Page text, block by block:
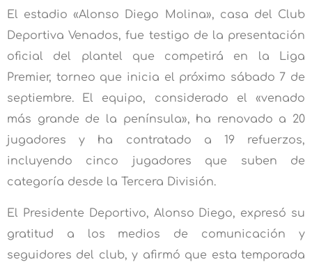
El estadio «Alonso Diego Molina», casa del Club
Deportiva Venados, fue testigo de la presentación
oficial del plantel que competirá en la Liga
Premier, torneo que inicia el próximo sábado 7 de
septiembre. El equipo, considerado el «venado
más grande de la península», ha renovado a 20
jugadores y ha contratado a 19 refuerzos,
incluyendo cinco jugadores que suben de
categoría desde la Tercera División.
El Presidente Deportivo, Alonso Diego, expresó su
gratitud a los medios de comunicación y
seguidores del club, y afirmó que esta temporada